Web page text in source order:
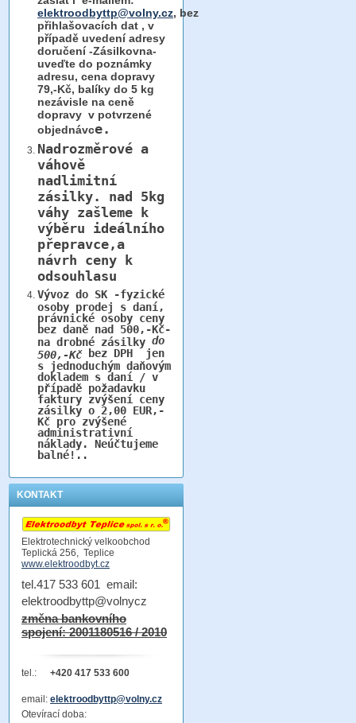
elektroodbyttp@volny.cz, bez
přihlašovacích dat , v
případě uvedení adresy
doručení -Zásilkovna-
uveďte do poznámky
adresu, cena dopravy
79,-Kč, balíky do 5 kg
nezávisle na ceně
dopravy v potvrzené
objednávce.
Nadrozměrové a
váhově
nadlimitní
zásilky. nad 5kg
váhy zašleme k
výběru ideálního
přepravce,a
návrh ceny k
odsouhlasu
Vývoz do SK -fyzické
osoby prodej s daní,
právnické osoby ceny
bez daně nad 500,-Kč-
na drobné zásilky do
500,-Kčbez DPH jen
s jednoduchým daňovým
dokladem s daní / v
případě požadavku
faktury zvýšení ceny
zásilky o 2,00 EUR,-
Kč pro zvýšené
administrativní
náklady. Neúčtujeme
balné!..
KONTAKT
Elektrotechnický velkoobchod
Teplická 256, Teplice
www.elektroodbyt.cz
tel.417 533 601 email:
elektroodbyttp@volnycz
změna bankovního
spojení: 2001180516 / 2010
tel.: +420 417 533 600
email: elektroodbyttp@volny.cz
Otevírací doba: